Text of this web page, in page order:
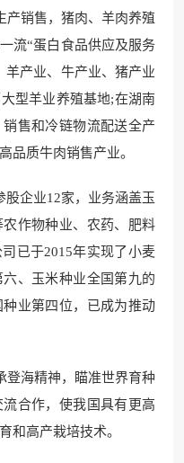
产销售，猪肉、羊肉养殖
流“蛋白食品供应及服务
羊产业、牛产业、猪产业
型羊业养殖基地;在湖南
售和冷链物流配送全产
品质牛肉销售产业。
企业12家，业务涵盖玉
作物种业、农药、肥料
已于2015年实现了小麦
、玉米种业全国第九的
业第四位，已成为推动
登海精神，瞄准世界育种
合作，使我国具有更高
和高产栽培技术。